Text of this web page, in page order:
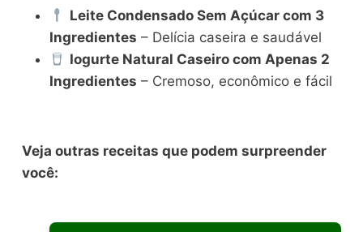
Leite Condensado Sem Açúcar com 3
Ingredientes – Delícia caseira e saudável
Iogurte Natural Caseiro com Apenas 2
Ingredientes – Cremoso, econômico e fácil
Veja outras receitas que podem surpreender
você: